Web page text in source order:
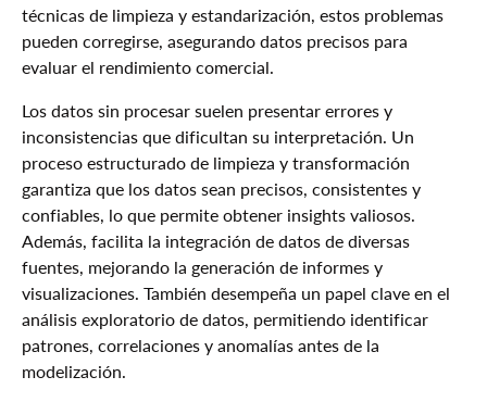
técnicas de limpieza y estandarización, estos problemas
pueden corregirse, asegurando datos precisos para
evaluar el rendimiento comercial.
Los datos sin procesar suelen presentar errores y
inconsistencias que dificultan su interpretación. Un
proceso estructurado de limpieza y transformación
garantiza que los datos sean precisos, consistentes y
confiables, lo que permite obtener insights valiosos.
Además, facilita la integración de datos de diversas
fuentes, mejorando la generación de informes y
visualizaciones. También desempeña un papel clave en el
análisis exploratorio de datos, permitiendo identificar
patrones, correlaciones y anomalías antes de la
modelización.